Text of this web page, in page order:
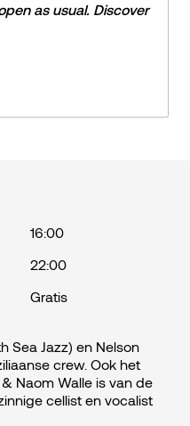
as usual. Discover
16:00
22:00
Gratis
Sea Jazz) en Nelson
crew. Ook het
Naom Walle is van de
cellist en vocalist